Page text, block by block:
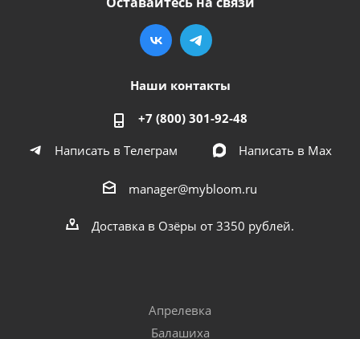
Наши контакты
+7 (800) 301-92-48
Написать в Телеграм
Написать в Мах
manager@mybloom.ru
Доставка в Озёры от 3350 рублей.
Апрелевка
Балашиха